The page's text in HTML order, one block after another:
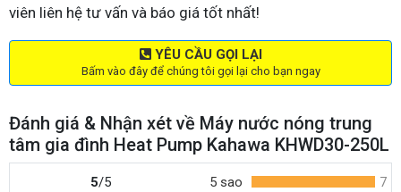
viên liên hệ tư vấn và báo giá tốt nhất!
YÊU CẦU GỌI LẠI
Bấm vào đây để chúng tôi gọi lại cho bạn ngay
Đánh giá & Nhận xét về Máy nước nóng trung
tâm gia đình Heat Pump Kahawa KHWD30-250L
5/5
5 sao
7